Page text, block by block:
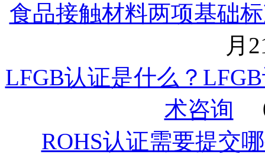
食品接触材料两项基础
月
LFGB认证是什么？
术咨询
ROHS认证需要提交